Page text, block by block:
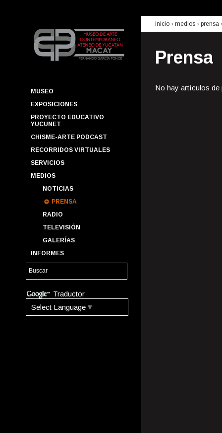
MUSEO
EXPOSICIONES
PROYECTO EDUCATIVO
YUCUNET
CHISME-ARTE PODCAST
RECORRIDOS VIRTUALES
SERVICIOS
MEDIOS
NOTICIAS
PRENSA
RADIO
TELEVISIÓN
GALERÍAS
INFORMES
Traductor
Select Language ▼
inicio › medios › prensa
Prensa
No hay artículos de